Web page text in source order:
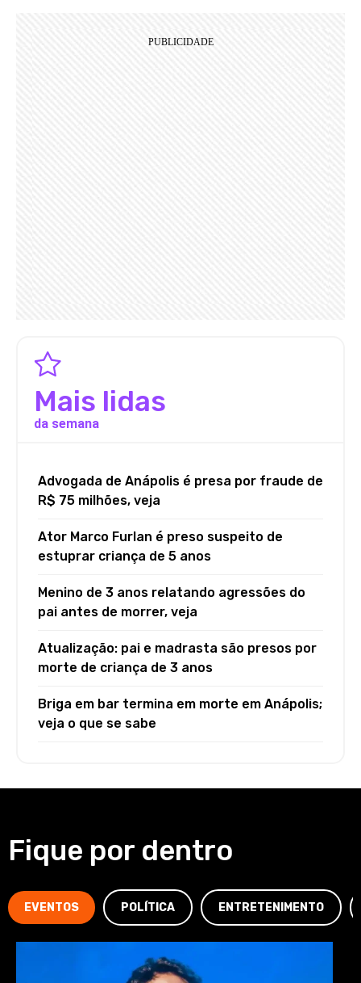
Mais lidas
da semana
Advogada de Anápolis é presa por fraude de
R$ 75 milhões, veja
Ator Marco Furlan é preso suspeito de
estuprar criança de 5 anos
Menino de 3 anos relatando agressões do
pai antes de morrer, veja
Atualização: pai e madrasta são presos por
morte de criança de 3 anos
Briga em bar termina em morte em Anápolis;
veja o que se sabe
Fique por dentro
EVENTOS POLÍTICA ENTRETENIMENTO